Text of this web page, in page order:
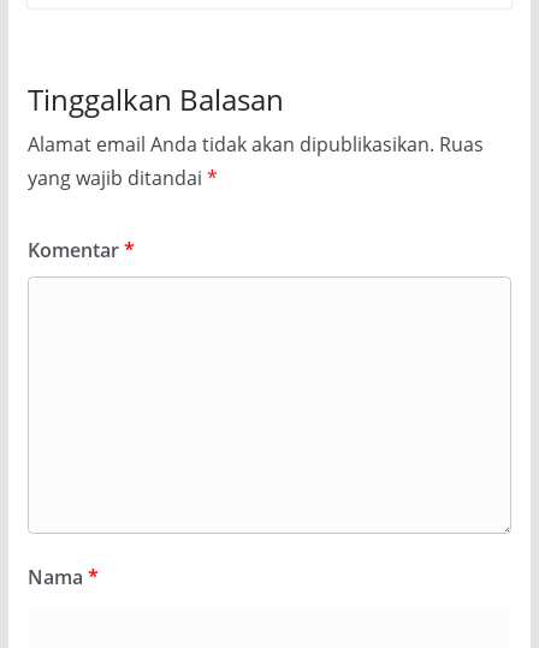
Tinggalkan Balasan
Alamat email Anda tidak akan dipublikasikan. Ruas
yang wajib ditandai *
Komentar*
Nama *